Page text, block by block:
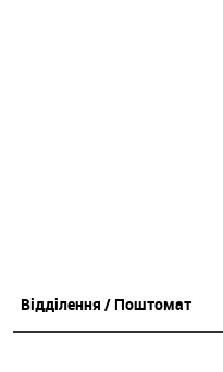
Відділення / Поштомат